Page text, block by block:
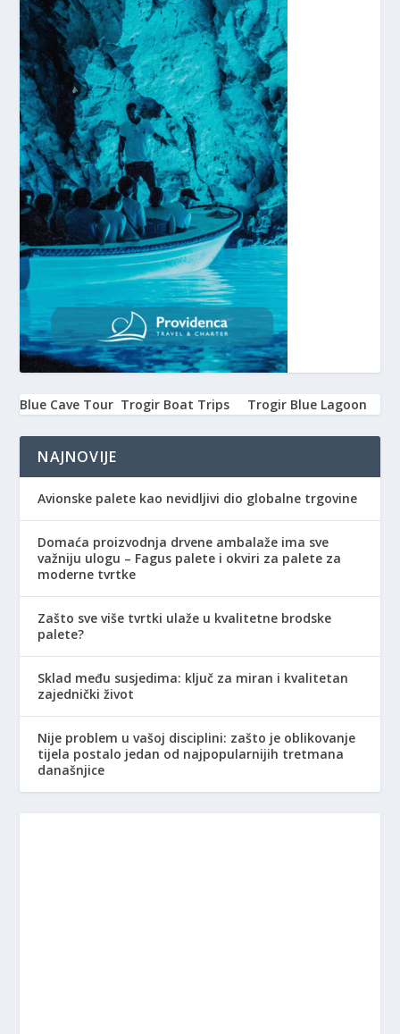
Blue Cave Tour Trogir Boat Trips Trogir Blue Lagoon
NAJNOVIJE
Avionske palete kao nevidljivi dio globalne trgovine
Domaća proizvodnja drvene ambalaže ima sve
važniju ulogu – Fagus palete i okviri za palete za
moderne tvrtke
Zašto sve više tvrtki ulaže u kvalitetne brodske
palete?
Sklad među susjedima: ključ za miran i kvalitetan
zajednički život
Nije problem u vašoj disciplini: zašto je oblikovanje
tijela postalo jedan od najpopularnijih tretmana
današnjice